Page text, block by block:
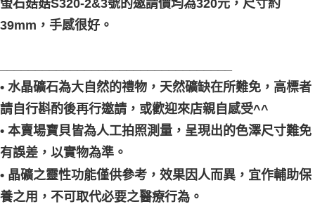
螢石菇菇S320-2&3號的邀請價均為320元，尺寸約
39mm，手感很好。
• 水晶礦石為大自然的禮物，天然礦缺在所難免，高標者
請自行斟酌後再行邀請，或歡迎來店親自感受^^
• 本賣場寶貝皆為人工拍照測量，呈現出的色澤尺寸難免
有誤差，以實物為準。
• 晶礦之靈性功能僅供參考，效果因人而異，宜作輔助保
養之用，不可取代必要之醫療行為。